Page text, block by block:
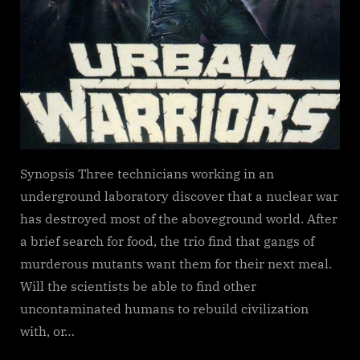
Synopsis Three technicians working in an
underground laboratory discover that a nuclear war
has destroyed most of the aboveground world. After
a brief search for food, the trio find that gangs of
murderous mutants want them for their next meal.
Will the scientists be able to find other
uncontaminated humans to rebuild civilization
with, or…